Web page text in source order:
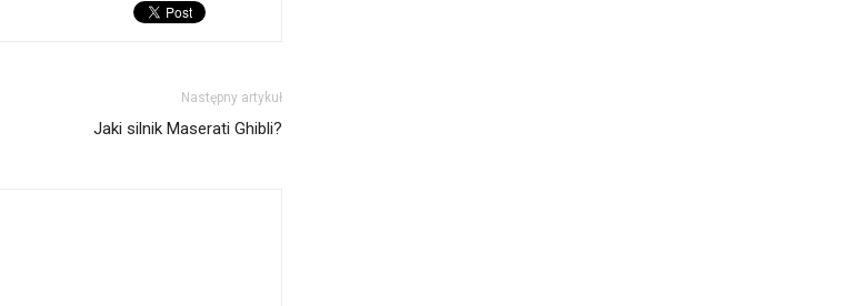
Następny artykuł
Jaki silnik Maserati Ghibli?